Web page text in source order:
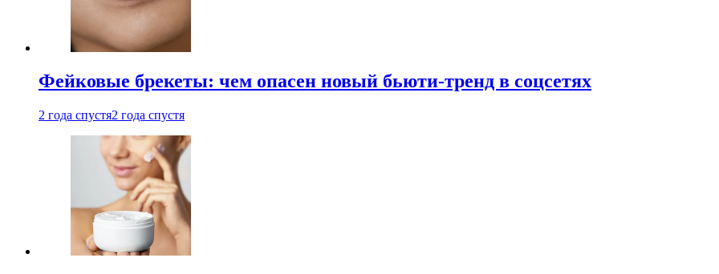
Фейковые брекеты: чем опасен новый бьюти-тренд в соцсетях
2 года спустя2 года спустя